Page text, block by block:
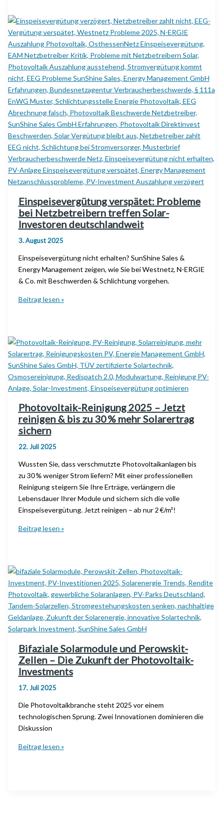
Investment
mit
Stromspeicher
2025
besonders
lukrativ?
Einspeisevergütung verspätet: Probleme
bei Netzbetreibern treffen Solar-
Investoren deutschlandweit
3. August 2025
Einspeisevergütung nicht erhalten? SunShine Sales &
Energy Management zeigen, wie Sie bei Westnetz, N-ERGIE
& Co. mit Beschwerden & Schlichtung vorgehen.
Einspeisevergütung
Netzbetreibern
treffen
Solar-
Investoren
deutschlandweit
Beitrag lesen »
Photovoltaik-Reinigung 2025 – Jetzt
reinigen & bis zu 30 % mehr Solarertrag
sichern
22. Juli 2025
Wussten Sie, dass verschmutzte Photovoltaikanlagen bis
zu 30 % weniger Strom liefern? Mit einer professionellen
Reinigung steigern Sie Ihre Erträge, verlängern die
Lebensdauer Ihrer Module und sichern sich die volle
Einspeisevergütung. Jetzt reinigen – ab nur 2 €/m²!
Photovoltaik-
Jetzt
reinigen
&
bis
zu
30 %
Solarertrag
sichern
Beitrag lesen »
Bifaziale Solarmodule und Perowskit-
Zellen – Die Zukunft der Photovoltaik-
Investments
17. Juli 2025
Die Photovoltaikbranche steht 2025 vor einem
technologischen Sprung. Zwei Innovationen dominieren die
Diskussion
Bifaziale
Beitrag lesen »